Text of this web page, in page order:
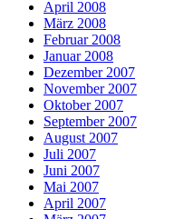
April 2008
März 2008
Februar 2008
Januar 2008
Dezember 2007
November 2007
Oktober 2007
September 2007
August 2007
Juli 2007
Juni 2007
Mai 2007
April 2007